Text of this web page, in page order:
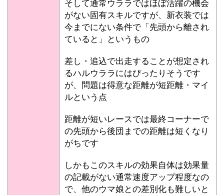
そして通常ウララではほぼ活躍の機会
がない固有スキルですが、新衣装では
今までにない条件で「先頭から離され
ていると」というもの
差し・追込で出走することが想定され
るハルウララにはぴったりそうです
が、問題は得意な距離が短距離・マイ
ルという点
距離が短いレースでは最終コーナーで
の先頭から後団までの距離は短くなり
がちです
しかもこのスキルの効果自体は効果量
の記載がない通常速度アップ程度なの
で、他のウマ娘との差別化も難しいと